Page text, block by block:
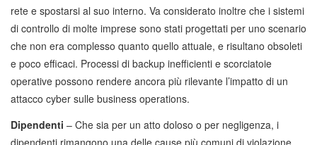
rete e spostarsi al suo interno. Va considerato inoltre che i sistemi
di controllo di molte imprese sono stati progettati per uno scenario
che non era complesso quanto quello attuale, e risultano obsoleti
e poco efficaci. Processi di backup inefficienti e scorciatoie
operative possono rendere ancora più rilevante l’impatto di un
attacco cyber sulle business operations.
Dipendenti – Che sia per un atto doloso o per negligenza, i